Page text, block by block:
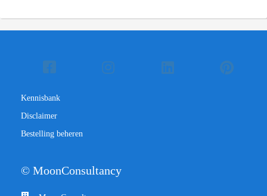
Kennisbank
Disclaimer
Bestelling beheren
© MoonConsultancy